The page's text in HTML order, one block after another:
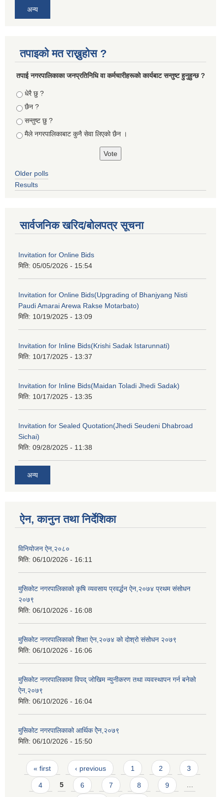
अन्य
तपाइको मत राख्नुहोस ?
तपा‌ई नगरपालिकाका जनप्रतिनिधि वा कर्मचारीहरूकाे कार्यबाट सन्तुष्ट हुनुहुन्छ ?
Choices
धेरै छु ?
छैन ?
सन्तुष्ट छु ?
मैले नगरपालिकाबाट कुनै सेवा लिएकाे छैन ।
Older polls
Results
सार्वजनिक खरिद/बोलपत्र सूचना
Invitation for Online Bids
मिति: 05/05/2026 - 15:54
Invitation for Online Bids(Upgrading of Bhanjyang Nisti
Paudi Amarai Arewa Rakse Motarbato)
मिति: 10/19/2025 - 13:09
Invitation for Inline Bids(Krishi Sadak Istarunnati)
मिति: 10/17/2025 - 13:37
Invitation for Inline Bids(Maidan Toladi Jhedi Sadak)
मिति: 10/17/2025 - 13:35
Invitation for Sealed Quotation(Jhedi Seudeni Dhabroad
Sichai)
मिति: 09/28/2025 - 11:38
अन्य
ऐन, कानुन तथा निर्देशिका
विनियोजन ऐन,२०८०
मिति: 06/10/2026 - 16:11
मुसिकोट नगरपालिकाको कृषि व्यवसाय प्रवर्द्धन ऐन,२०७४ प्रथम संसोधन
२०७९
मिति: 06/10/2026 - 16:08
मुसिकोट नगरपालिकाको शिक्षा ऐन,२०७४ को दोश्रो संसोधन २०७९
मिति: 06/10/2026 - 16:06
मुसिकोट नगरपालिकामा विपद् जोखिम न्युनीकरण तथा व्यवस्थापन गर्न बनेको
ऐन,२०७९
मिति: 06/10/2026 - 16:04
मुसिकोट नगरपालिकाको आर्थिक ऐेन,२०७९
मिति: 06/10/2026 - 15:50
Pages
« first ‹ previous 1 2 3
4 5 6 7 8 9 …